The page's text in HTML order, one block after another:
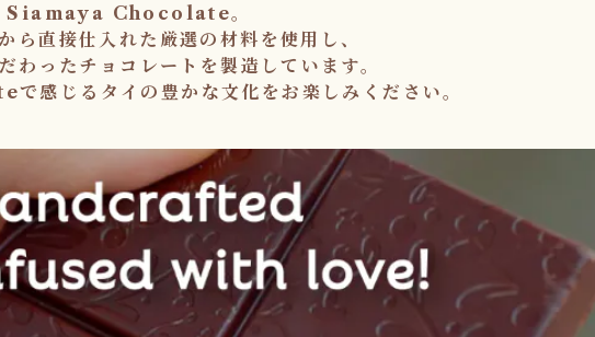
Siamaya Chocolate。
ら直接仕入れた厳選の材料を使用し、
わったチョコレートを製造しています。
じるタイの豊かな文化をお楽しみください。